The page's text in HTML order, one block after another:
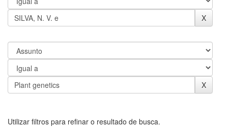
Utilizar filtros para refinar o resultado de busca.